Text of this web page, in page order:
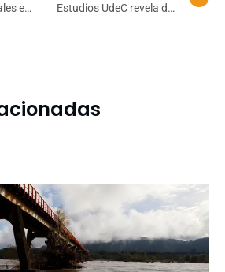
e
Estudios UdeC revela dos